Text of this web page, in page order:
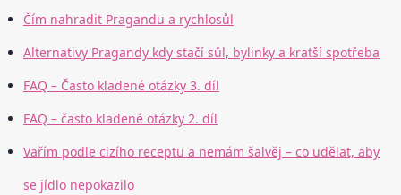
Čím nahradit Pragandu a rychlosůl
Alternativy Pragandy kdy stačí sůl, bylinky a kratší spotřeba
FAQ – Často kladené otázky 3. díl
FAQ – často kladené otázky 2. díl
Vařím podle cizího receptu a nemám šalvěj – co udělat, aby
se jídlo nepokazilo